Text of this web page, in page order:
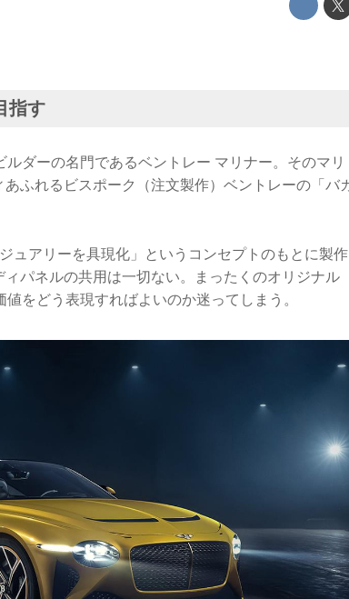
指す
ダーの名門であるベントレー マリナー。そのマリ
ふれるビスポーク（注文製作）ベントレーの「バ
ュアリーを具現化」というコンセプトのもとに製作
パネルの共用は一切ない。まったくのオリジナル
をどう表現すればよいのか迷ってしまう。